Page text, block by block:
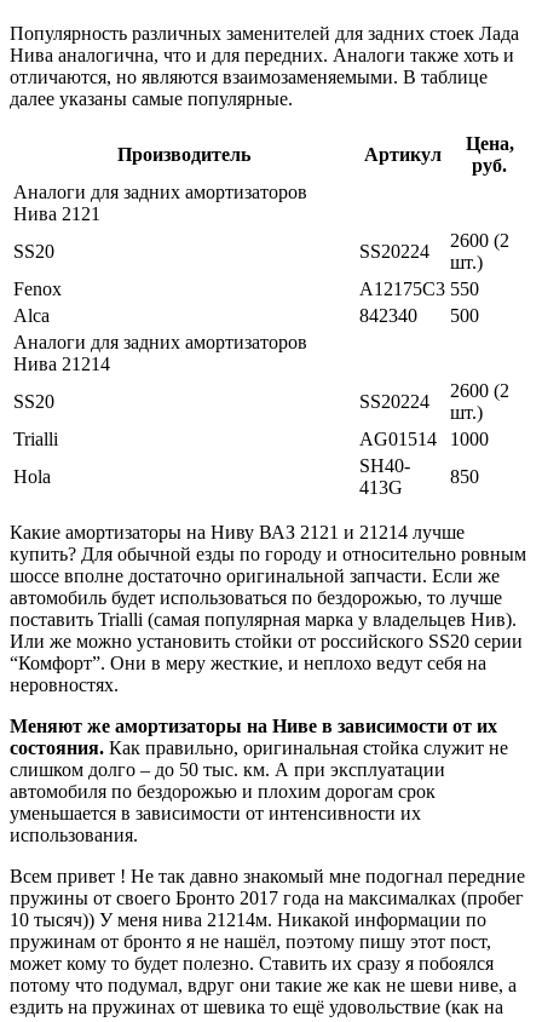
Популярность различных заменителей для задних стоек Лада
Нива аналогична, что и для передних. Аналоги также хоть и
отличаются, но являются взаимозаменяемыми. В таблице
далее указаны самые популярные.
Производитель Артикул
Цена,
руб.
Аналоги для задних амортизаторов
Нива 2121
SS20
SS20224
2600 (2
шт.)
Fenox
A12175C3 550
Alca
842340
500
Аналоги для задних амортизаторов
Нива 21214
SS20
SS20224
2600 (2
шт.)
Trialli
AG01514
1000
Hola
SH40-
413G
850
Какие амортизаторы на Ниву ВАЗ 2121 и 21214 лучше
купить? Для обычной езды по городу и относительно ровным
шоссе вполне достаточно оригинальной запчасти. Если же
автомобиль будет использоваться по бездорожью, то лучше
поставить Trialli (самая популярная марка у владельцев Нив).
Или же можно установить стойки от российского SS20 серии
“Комфорт”. Они в меру жесткие, и неплохо ведут себя на
неровностях.
Меняют же амортизаторы на Ниве в зависимости от их
состояния. Как правильно, оригинальная стойка служит не
слишком долго – до 50 тыс. км. А при эксплуатации
автомобиля по бездорожью и плохим дорогам срок
уменьшается в зависимости от интенсивности их
использования.
Всем привет ! Не так давно знакомый мне подогнал передние
пружины от своего Бронто 2017 года на максималках (пробег
10 тысяч)) У меня нива 21214м. Никакой информации по
пружинам от бронто я не нашёл, поэтому пишу этот пост,
может кому то будет полезно. Ставить их сразу я побоялся
потому что подумал, вдруг они такие же как не шеви ниве, а
ездить на пружинах от шевика то ещё удовольствие (как на